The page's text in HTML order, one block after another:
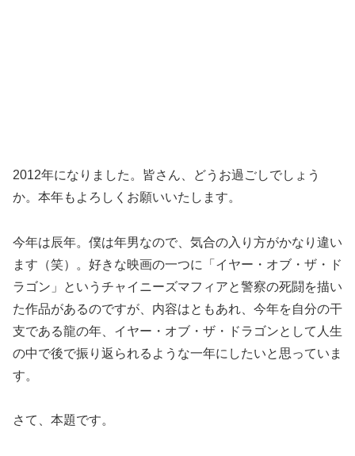
2012年になりました。皆さん、どうお過ごしでしょう
か。本年もよろしくお願いいたします。
今年は辰年。僕は年男なので、気合の入り方がかなり違い
ます（笑）。好きな映画の一つに「イヤー・オブ・ザ・ド
ラゴン」というチャイニーズマフィアと警察の死闘を描い
た作品があるのですが、内容はともあれ、今年を自分の干
支である龍の年、イヤー・オブ・ザ・ドラゴンとして人生
の中で後で振り返られるような一年にしたいと思っていま
す。
さて、本題です。